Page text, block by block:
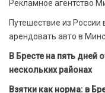
Рекламное агентство
Путешествие из
арендовать авто в
В Бресте на пять дней
нескольких районах
Взятки как норма: в